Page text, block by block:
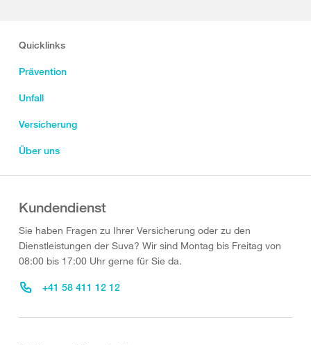
Quicklinks
Prävention
Unfall
Versicherung
Über uns
Kundendienst
Sie haben Fragen zu Ihrer Versicherung oder zu den
Dienstleistungen der Suva? Wir sind Montag bis Freitag von
08:00 bis 17:00 Uhr gerne für Sie da.
+41 58 411 12 12